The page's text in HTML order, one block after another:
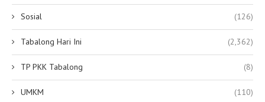
Sosial (126)
Tabalong Hari Ini (2,362)
TP PKK Tabalong (8)
UMKM (110)